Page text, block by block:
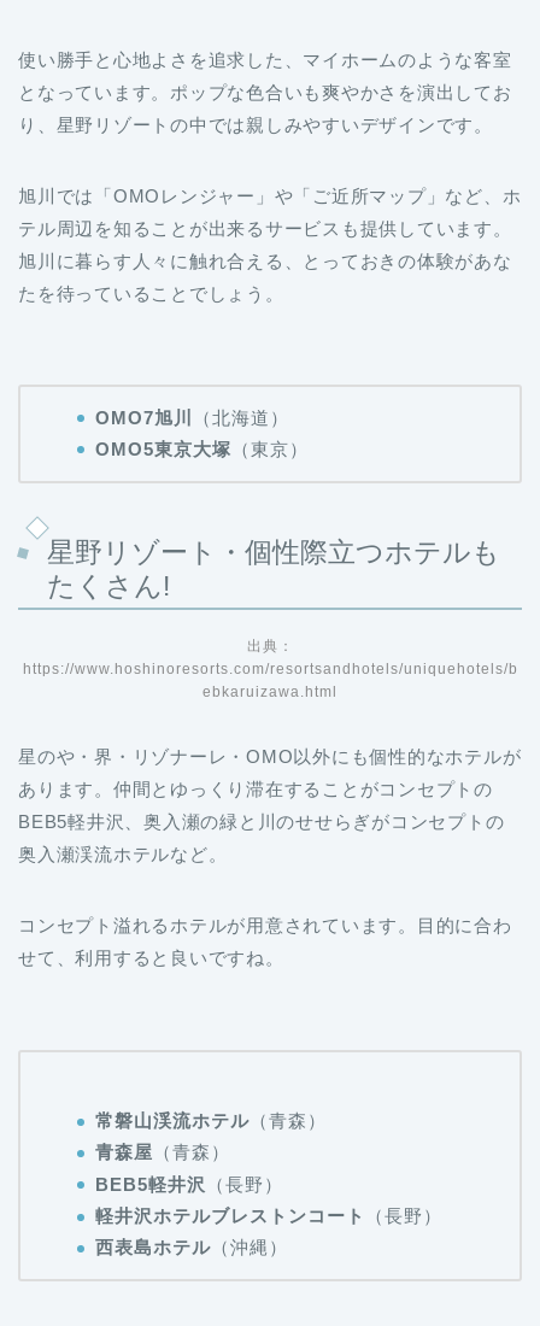
使い勝手と心地よさを追求した、マイホームのような客室
となっています。ポップな色合いも爽やかさを演出してお
り、星野リゾートの中では親しみやすいデザインです。
旭川では「OMOレンジャー」や「ご近所マップ」など、ホ
テル周辺を知ることが出来るサービスも提供しています。
旭川に暮らす人々に触れ合える、とっておきの体験があな
たを待っていることでしょう。
OMO7旭川
（北海道）
OMO5東京大塚 （東京）
星野リゾート・個性際立つホテルも
たくさん!
出典：
https://www.hoshinoresorts.com/resortsandhotels/uniquehotels/b
ebkaruizawa.html
星のや・界・リゾナーレ・OMO以外にも個性的なホテルが
あります。仲間とゆっくり滞在することがコンセプトの
BEB5軽井沢、奥入瀬の緑と川のせせらぎがコンセプトの
奥入瀬渓流ホテルなど。
コンセプト溢れるホテルが用意されています。目的に合わ
せて、利用すると良いですね。
常磐山渓流ホテル（青森）
青森屋 （青森）
BEB5軽井沢
（長野）
軽井沢ホテルブレストンコート
（長野）
西表島ホテル（沖縄）